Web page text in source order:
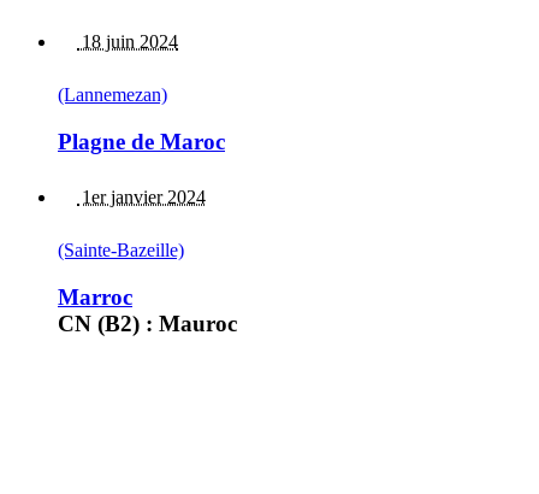
18 juin 2024
(Lannemezan)
Plagne de Maroc
1er janvier 2024
(Sainte-Bazeille)
Marroc
CN (B2) : Mauroc